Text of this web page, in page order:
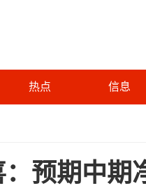
热点 信息
预期中期